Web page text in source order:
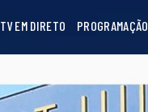
TV EM DIRETO PROGRAMAÇÃO